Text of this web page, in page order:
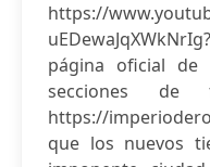
https://
página oficial
secciones
https://
que los nuevos